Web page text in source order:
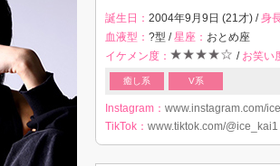
誕生日： 2004年9月9日 (21才) /身
血液型： ?型 /星座： おとめ座
イケメン度：
/ お笑い
癒し系 V系
Instagram： www.instagram.com/
TikTok： www.tiktok.com/@ice_kai1